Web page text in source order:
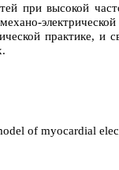
при высокой
практике, и
of myocardial